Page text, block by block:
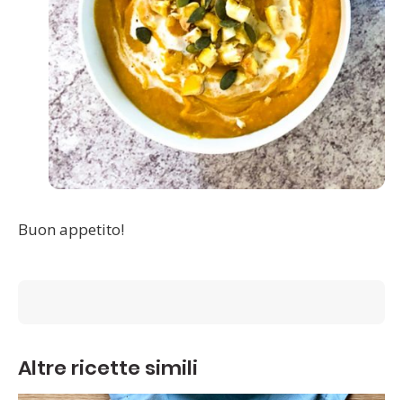
Buon appetito!
Altre ricette simili